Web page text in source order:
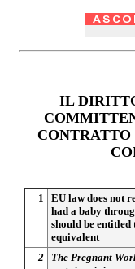
IL
1
EU law does not
had a baby
should be
equivalent
2
The Pregnant